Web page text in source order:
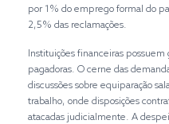
por 1% do emprego formal do
2,5% das reclamações.
Instituições financeiras possuem
pagadoras. O cerne das
discussões sobre equiparação
trabalho, onde disposições
atacadas judicialmente. A